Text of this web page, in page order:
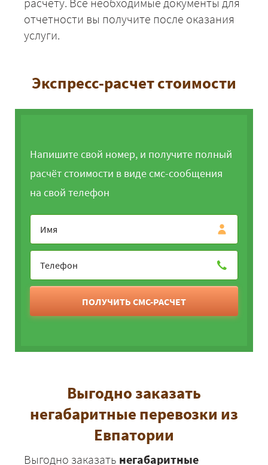
Евпатория -
Волгоград
Евпатория - Волхов
Волочёк
Евпатория -
Воронеж
32950
Евпатория -
Всеволожск
51948
52350 56538
Евпатория - Зарайск 43475 46953
Евпатория -
Звенигород
отчетности вы получите после оказания
услуги.
Экспресс-расчет стоимости
Напишите свой номер, и получите полный
расчёт стоимости в виде смс-сообщения
на свой телефон
ПОЛУЧИТЬ СМС-РАСЧЕТ
Выгодно заказать
негабаритные перевозки из
Евпатории
Выгодно заказать негабаритные
+7 (499) 520-05-23